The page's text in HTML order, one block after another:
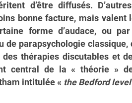
d’être diffusés.
bonne facture, mais valent
forme d’audace, ou
de parapsychologie classique,
thérapies discutables et
central de la « théorie »
intitulée « the Bedford